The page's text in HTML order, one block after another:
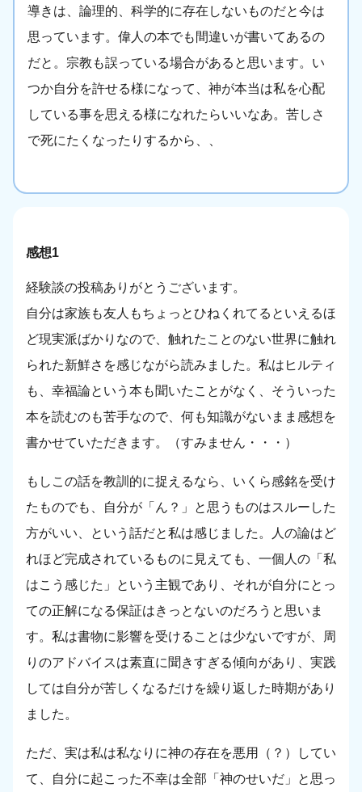
導きは、論理的、科学的に存在しないものだと今は
思っています。偉人の本でも間違いが書いてあるの
だと。宗教も誤っている場合があると思います。い
つか自分を許せる様になって、神が本当は私を心配
している事を思える様になれたらいいなあ。苦しさ
で死にたくなったりするから、、
感想1
経験談の投稿ありがとうございます。
自分は家族も友人もちょっとひねくれてるといえるほ
ど現実派ばかりなので、触れたことのない世界に触れ
られた新鮮さを感じながら読みました。私はヒルティ
も、幸福論という本も聞いたことがなく、そういった
本を読むのも苦手なので、何も知識がないまま感想を
書かせていただきます。（すみません・・・）
もしこの話を教訓的に捉えるなら、いくら感銘を受け
たものでも、自分が「ん？」と思うものはスルーした
方がいい、という話だと私は感じました。人の論はど
れほど完成されているものに見えても、一個人の「私
はこう感じた」という主観であり、それが自分にとっ
ての正解になる保証はきっとないのだろうと思いま
す。私は書物に影響を受けることは少ないですが、周
りのアドバイスは素直に聞きすぎる傾向があり、実践
しては自分が苦しくなるだけを繰り返した時期があり
ました。
ただ、実は私は私なりに神の存在を悪用（？）してい
て、自分に起こった不幸は全部「神のせいだ」と思っ